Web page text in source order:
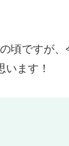
頃ですが、
ます！